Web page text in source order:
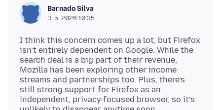
Barnado Silva
3. 5. 2026 10:35
I think this concern comes up a lot, but Firefox
isn’t entirely dependent on Google. While the
search deal is a big part of their revenue,
Mozilla has been exploring other income
streams and partnerships too. Plus, there’s
still strong support for Firefox as an
independent, privacy-focused browser, so it’s